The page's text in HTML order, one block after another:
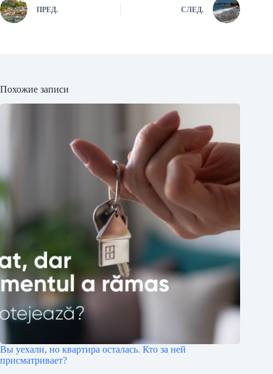
ПРЕД. СЛЕД.
Похожие записи
Вы уехали, но квартира осталась. Кто за ней
присматривает?